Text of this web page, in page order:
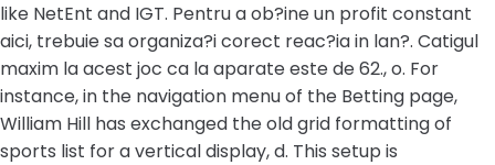
like NetEnt and IGT. Pentru a ob?ine un profit constant
aici, trebuie sa organiza?i corect reac?ia in lan?. Catigul
maxim la acest joc ca la aparate este de 62., o. For
instance, in the navigation menu of the Betting page,
William Hill has exchanged the old grid formatting of
sports list for a vertical display, d. This setup is